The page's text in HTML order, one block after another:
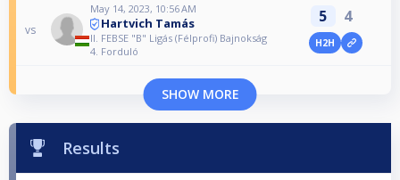
vs
May 14, 2023, 10:56 AM
Hartvich Tamás
II. FEBSE "B" Ligás (Félprofi) Bajnokság
4. Forduló
5 4
H2H
SHOW MORE
Results